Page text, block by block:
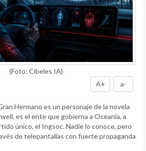
(Foto: Cibeles IA)
A+
a-
Hermano es un personaje de la novela
es el ente que gobierna a Oceanía, a
único, el Ingsoc. Nadie lo conoce, pero
de telepantallas con fuerte propaganda